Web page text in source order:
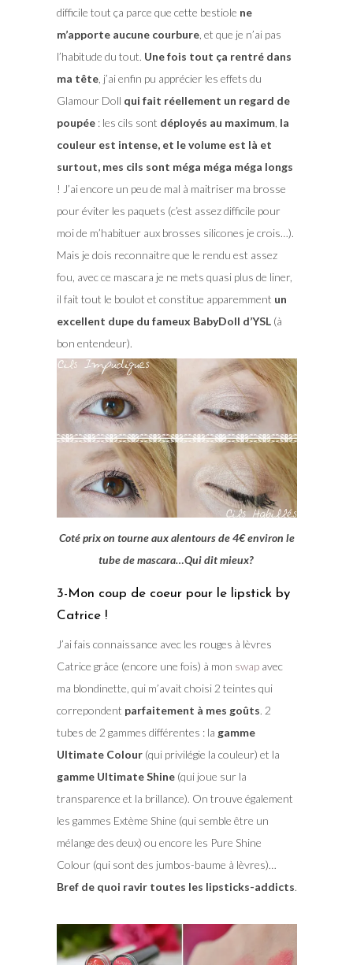
difficile tout ça parce que cette bestiole ne
m’apporte aucune courbure, et que je n’ai pas
l’habitude du tout. Une fois tout ça rentré dans
ma tête, j’ai enfin pu apprécier les effets du
Glamour Doll qui fait réellement un regard de
poupée: les cils sont déployés au maximum, la
couleur est intense, et le volume est là et
surtout, mes cils sont méga méga méga longs
! J’ai encore un peu de mal à maitriser ma brosse
pour éviter les paquets (c’est assez difficile pour
moi de m’habituer aux brosses silicones je crois…).
Mais je dois reconnaitre que le rendu est assez
fou, avec ce mascara je ne mets quasi plus de liner,
il fait tout le boulot et constitue apparemment un
excellent dupe du fameux BabyDoll d’YSL(à
bon entendeur).
Coté prix on tourne aux alentours de 4€ environ le
tube de mascara…Qui dit mieux?
3-Mon coup de coeur pour le lipstick by
Catrice !
J’ai fais connaissance avec les rouges à lèvres
Catrice grâce (encore une fois) à mon swapavec
ma blondinette, qui m’avait choisi 2 teintes qui
correpondent parfaitement à mes goûts. 2
tubes de 2 gammes différentes : la gamme
Ultimate Colour(qui privilégie la couleur) et la
gamme Ultimate Shine(qui joue sur la
transparence et la brillance). On trouve également
les gammes Extème Shine (qui semble être un
mélange des deux) ou encore les Pure Shine
Colour (qui sont des jumbos-baume à lèvres)…
Bref de quoi ravir toutes les lipsticks-addicts.